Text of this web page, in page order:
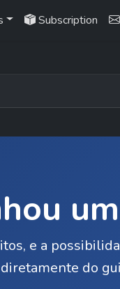
Subscription
e a
do